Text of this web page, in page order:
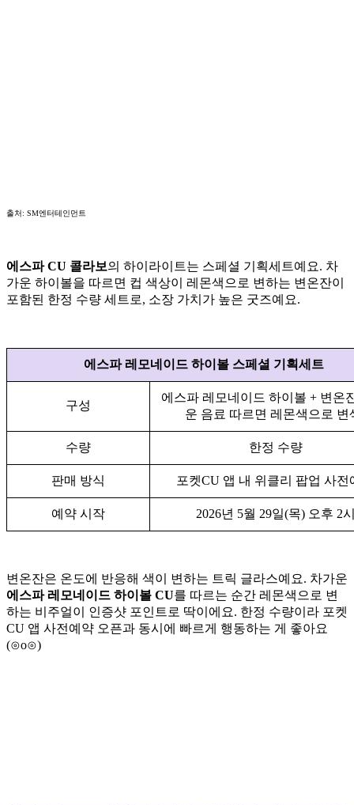
출처: SM엔터테인먼트
에스파 CU 콜라보의 하이라이트는 스페셜 기획세트예요. 차
가운 하이볼을 따르면 컵 색상이 레몬색으로 변하는 변온잔이
포함된 한정 수량 세트로, 소장 가치가 높은 굿즈예요.
에스파 레모네이드 하이볼 스페셜 기획세트
구성
에스파 레모네이드 하이볼 + 변온
운 음료 따르면 레몬색으로 변
수량 한정 수량
판매 방식 포켓CU 앱 내 위클리 팝업 사전
예약 시작 2026년 5월 29일(목) 오후 2
변온잔은 온도에 반응해 색이 변하는 트릭 글라스예요. 차가운
에스파 레모네이드 하이볼 CU를 따르는 순간 레몬색으로 변
하는 비주얼이 인증샷 포인트로 딱이에요. 한정 수량이라 포켓
CU 앱 사전예약 오픈과 동시에 빠르게 행동하는 게 좋아요
(⊙o⊙)